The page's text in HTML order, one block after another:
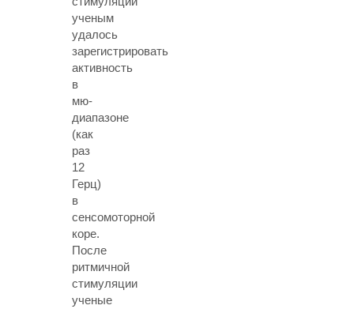
ученым
удалось
зарегистрировать
активность
в
мю-
диапазоне
(как
раз
12
Герц)
в
сенсомоторной
коре.
После
ритмичной
стимуляции
ученые